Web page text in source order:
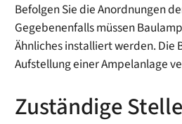
Befolgen Sie die Anordnungen
Gegebenenfalls müssen
Ähnliches installiert werden. Die
Aufstellung einer Ampelanlage
Zuständige Stelle